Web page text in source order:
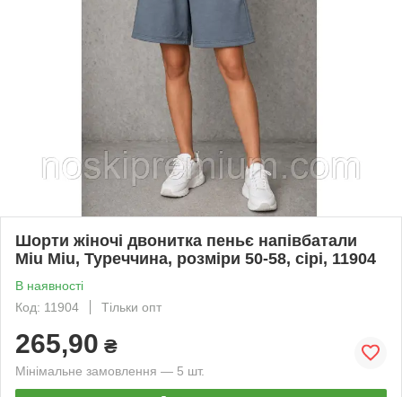
Шорти жіночі двонитка пеньє напівбатали
Miu Miu, Туреччина, розміри 50-58, сірі, 11904
В наявності
Код: 11904
Тільки опт
265,90 ₴
Мінімальне замовлення — 5 шт.